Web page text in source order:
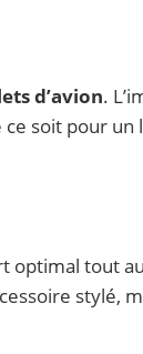
d’avion.
soit pour
optimal tout
stylé,